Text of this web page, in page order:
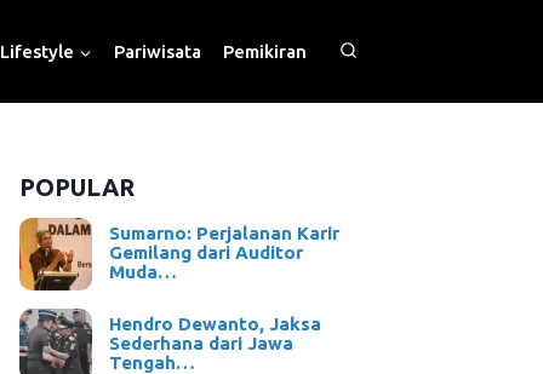
Lifestyle Pariwisata Pemikiran
POPULAR
Sumarno: Perjalanan Karir
Gemilang dari Auditor
Muda…
Hendro Dewanto, Jaksa
Sederhana dari Jawa
Tengah…